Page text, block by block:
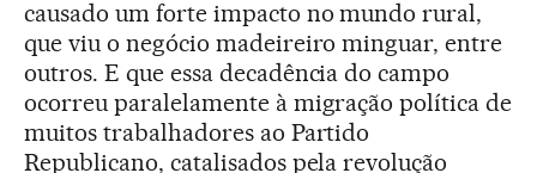
causado um forte impacto no mundo rural,
que viu o negócio madeireiro minguar, entre
outros. E que essa decadência do campo
ocorreu paralelamente à migração política de
muitos trabalhadores ao Partido
Republicano, catalisados pela revolução